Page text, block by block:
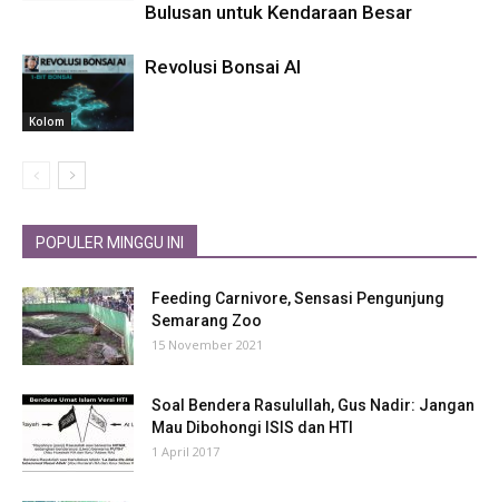
Bulusan untuk Kendaraan Besar
Kolom
Revolusi Bonsai AI
POPULER MINGGU INI
Feeding Carnivore, Sensasi Pengunjung
Semarang Zoo
15 November 2021
Soal Bendera Rasulullah, Gus Nadir: Jangan
Mau Dibohongi ISIS dan HTI
1 April 2017